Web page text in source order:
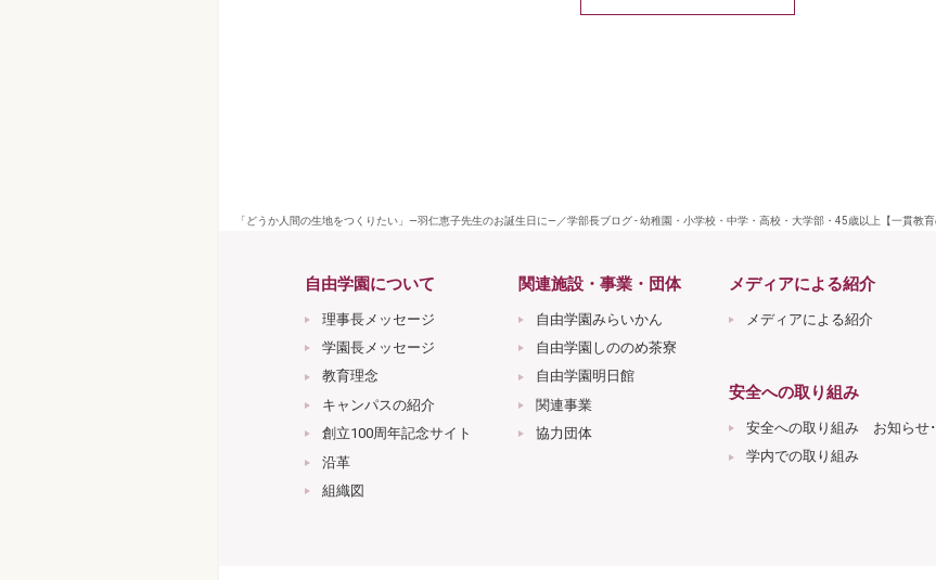
「どうか人間の生地をつくりたい」―羽仁恵子先生のお誕生日に―／学部長ブログ - 幼稚園・小学校・中学・高校・大学部・45歳以上【一貫教育
自由学園について
理事長メッセージ
学園長メッセージ
教育理念
キャンパスの紹介
創立100周年記念サイト
沿革
組織図
関連施設・事業・団体
自由学園みらいかん
自由学園しののめ茶寮
自由学園明日館
関連事業
協力団体
メディアによる紹介
メディアによる紹介
安全への取り組み
安全への取り組み お知らせ
学内での取り組み